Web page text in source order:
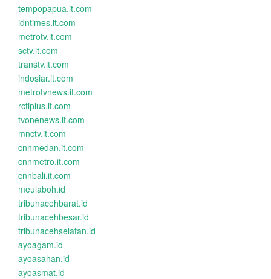
tempopapua.it.com
idntimes.it.com
metrotv.it.com
sctv.it.com
transtv.it.com
indosiar.it.com
metrotvnews.it.com
rctiplus.it.com
tvonenews.it.com
mnctv.it.com
cnnmedan.it.com
cnnmetro.it.com
cnnbali.it.com
meulaboh.id
tribunacehbarat.id
tribunacehbesar.id
tribunacehselatan.id
ayoagam.id
ayoasahan.id
ayoasmat.id